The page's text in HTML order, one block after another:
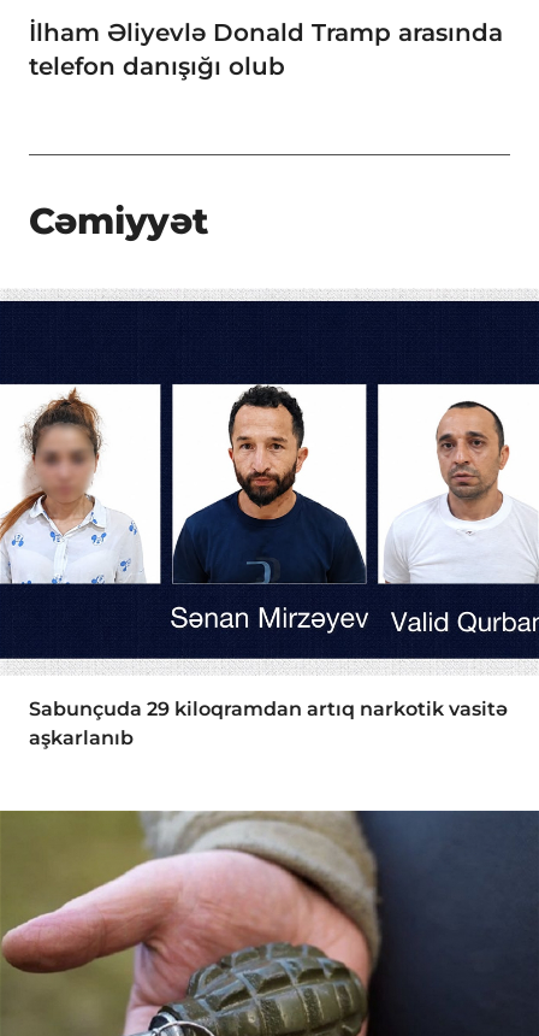
İlham Əliyevlə Donald Tramp arasında
telefon danışığı olub
Cəmiyyət
Sabunçuda 29 kiloqramdan artıq narkotik vasitə
aşkarlanıb